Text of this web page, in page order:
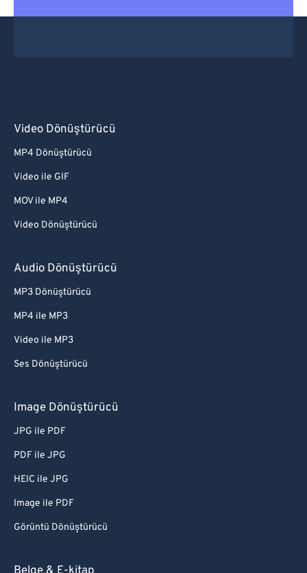
Video Dönüştürücü
MP4 Dönüştürücü
Video ile GIF
MOV ile MP4
Video Dönüştürücü
Audio Dönüştürücü
MP3 Dönüştürücü
MP4 ile MP3
Video ile MP3
Ses Dönüştürücü
Image Dönüştürücü
JPG ile PDF
PDF ile JPG
HEIC ile JPG
Image ile PDF
Görüntü Dönüştürücü